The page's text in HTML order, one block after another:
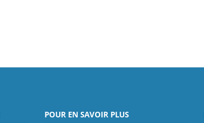
POUR EN SAVOIR PLUS